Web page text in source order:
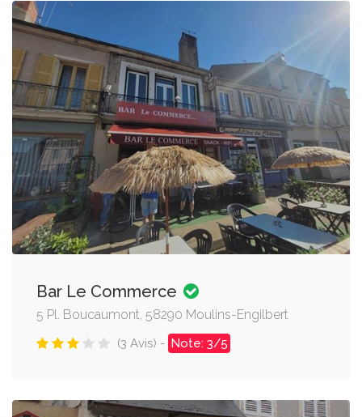
Bar Le Commerce
5 Pl. Boucaumont, 58290 Moulins-Engilbert
(3 Avis) - Note: 3/5